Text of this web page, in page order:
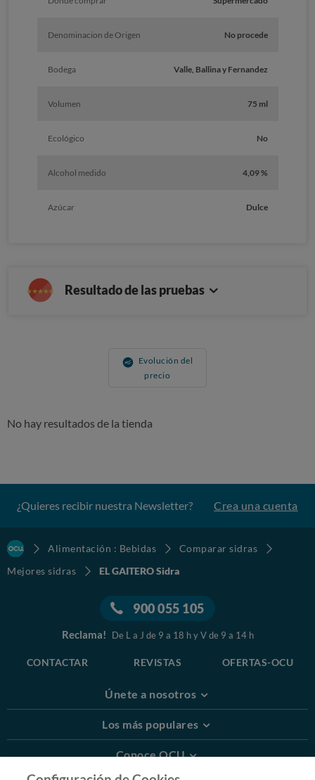
Denominacion de Origen No procede
Bodega Valle, Ballina y Fernandez
Volumen 75 ml
Ecológico No
Alcohol medido 4,09 %
Azúcar Dulce
Resultado de las pruebas
Evolución del
precio
No hay resultados de la tienda
¿Quieres recibir nuestra Newsletter? Crea una cuenta
Alimentación : Bebidas
Comparar sidras
Mejores sidras
EL GAITERO Sidra
900 055 105
Reclama! De L a J de 9 a 18 h y V de 9 a 14 h
CONTACTAR REVISTAS OFERTAS-OCU
Únete a nosotros
Los más populares
Conoce OCU